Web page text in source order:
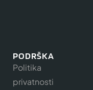
PODRŠKA
Politika
privatnosti